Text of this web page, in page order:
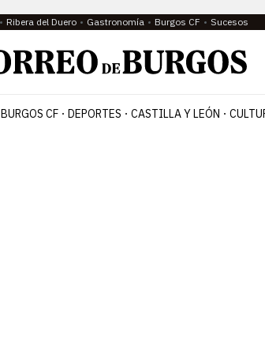
Ribera del Duero Gastronomía Burgos CF Sucesos
BURGOS CF DEPORTES CASTILLA Y LEÓN